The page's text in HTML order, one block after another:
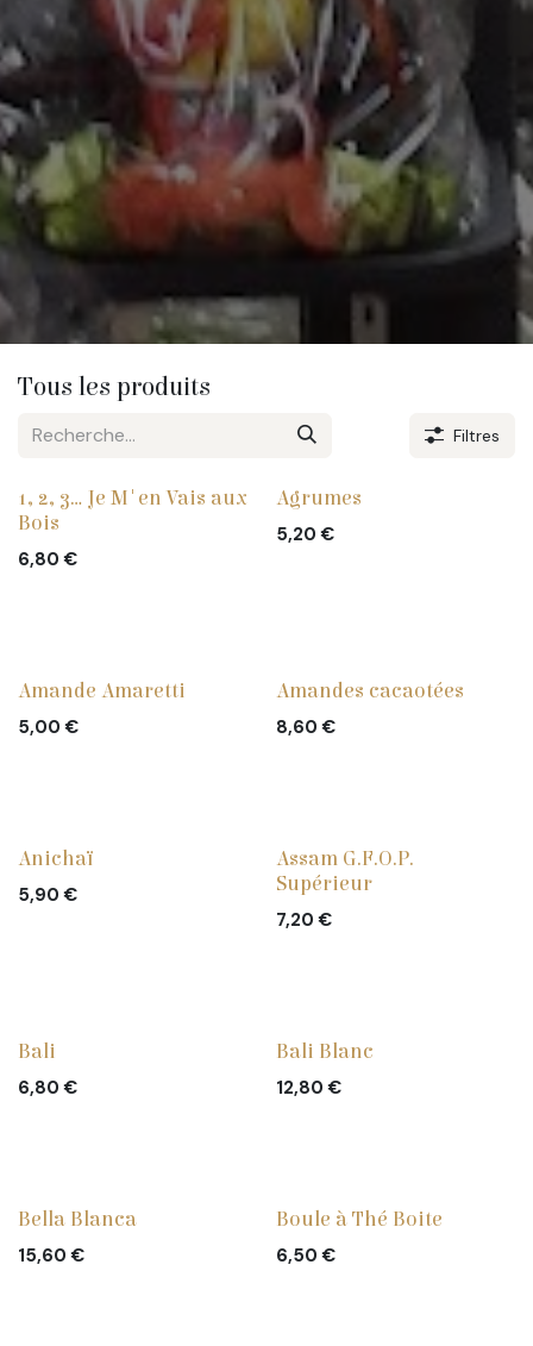
Tous les produits
Filtres
1, 2, 3... Je M'en Vais aux
Bois
6,80 €
Agrumes
5,20 €
Amande Amaretti
5,00 €
Amandes cacaotées
8,60 €
Anichaï
5,90 €
Assam G.F.O.P.
Supérieur
7,20 €
Bali
6,80 €
Bali Blanc
12,80 €
Bella Blanca
15,60 €
Boule à Thé Boite
6,50 €